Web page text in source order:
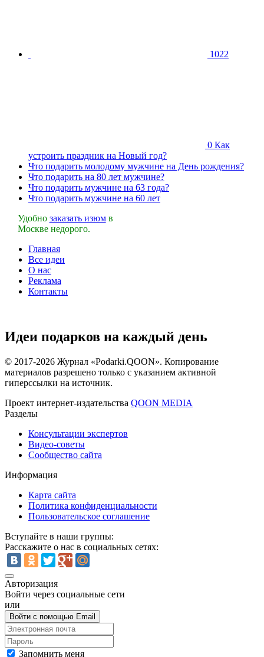
1022
0 Как
устроить праздник на Новый год?
Что подарить молодому мужчине на День рождения?
Что подарить на 80 лет мужчине?
Что подарить мужчине на 63 года?
Что подарить мужчине на 60 лет
Удобно заказать изюмв
Москве недорого.
Главная
Все идеи
О нас
Реклама
Контакты
Идеи подарков на каждый день
© 2017-2026 Журнал «Podarki.QOON». Копирование
материалов разрешено только с указанием активной
гиперссылки на источник.
Проект интернет-издательства QOON MEDIA
Разделы
Консультации экспертов
Видео-советы
Сообщество сайта
Информация
Карта сайта
Политика конфиденциальности
Пользовательское соглашение
Вступайте в наши группы:
Расскажите о нас в социальных сетях:
Авторизация
Войти через социальные сети
или
Войти с помощью Email
Запомнить меня